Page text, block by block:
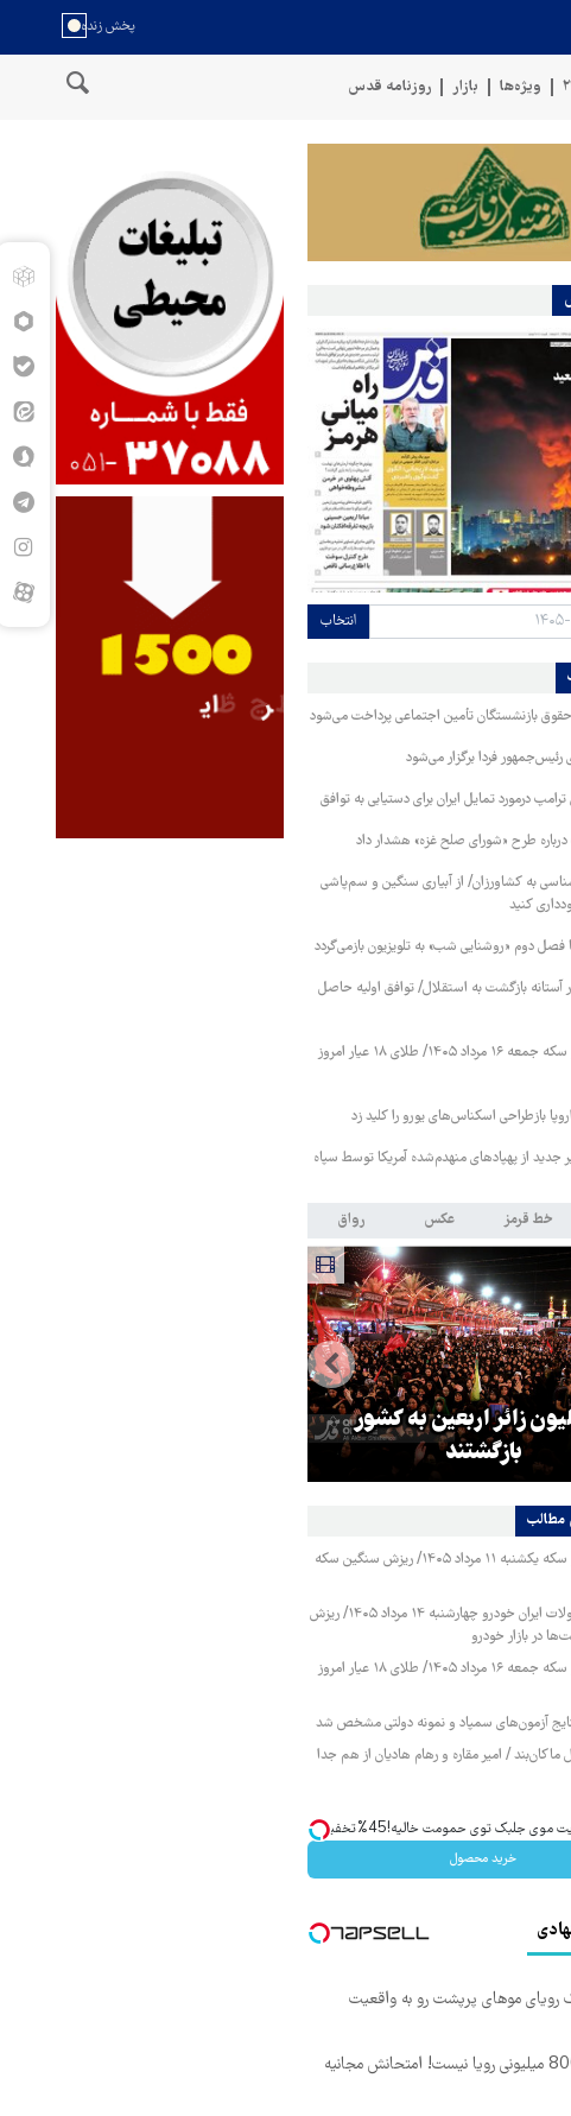
ویژه‌ها بازار روزنامه قدس
سخنگوی نیروهای مسلح یمن: کشتی نفتی عربستان را با موشک بالستیک
انتخاب
حقوق بازنشستگان تأمین اجتماعی پرداخت می‌شود
فردا برگزار می‌شود
ترامپ درمورد تمایل ایران برای دستیابی به توافق
طرح «شورای صلح غزه» هشدار داد
به کشاورزان/ از آبیاری سنگین و سم‌پاشی
کنید
با فصل دوم «روشنایی شب» به تلویزیون بازمی‌گردد
در آستانه بازگشت به استقلال/ توافق اولیه حاصل
قیمت طلا و سکه جمعه ۱۶ مرداد ۱۴۰۵/ طلای ۱۸ عیار امروز
بازطراحی اسکناس‌های یورو را کلید زد
جدید از پهپادهای منهدم‌شده آمریکا توسط سپاه
خط قرمز عکس رواق
زائر اربعین به کشور
بازگشتند
مطالب
قیمت طلا و سکه یکشنبه ۱۱ مرداد ۱۴۰۵/ ریزش سنگین سکه
قیمت محصولات ایران خودرو چهارشنبه ۱۴ مرداد ۱۴۰۵/ ریزش
در بازار خودرو
قیمت طلا و سکه جمعه ۱۶ مرداد ۱۴۰۵/ طلای ۱۸ عیار امروز
آزمون‌های سمپاد و نمونه دولتی مشخص شد
ماکان‌بند / امیر مقاره و رهام هادیان از هم جدا
جلبک توی حمومت خالیه!45%تخفیف
خرید محصول
رویای موهای پرپشت رو به واقعیت
درآمد ماهی 800 میلیونی رویا نیست! امتحانش مجانیه